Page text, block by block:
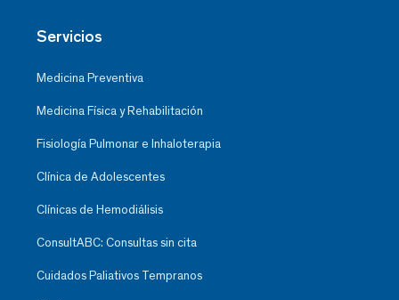
Servicios
Medicina Preventiva
Medicina Física y Rehabilitación
Fisiología Pulmonar e Inhaloterapia
Clínica de Adolescentes
Clínicas de Hemodiálisis
ConsultABC: Consultas sin cita
Cuidados Paliativos Tempranos